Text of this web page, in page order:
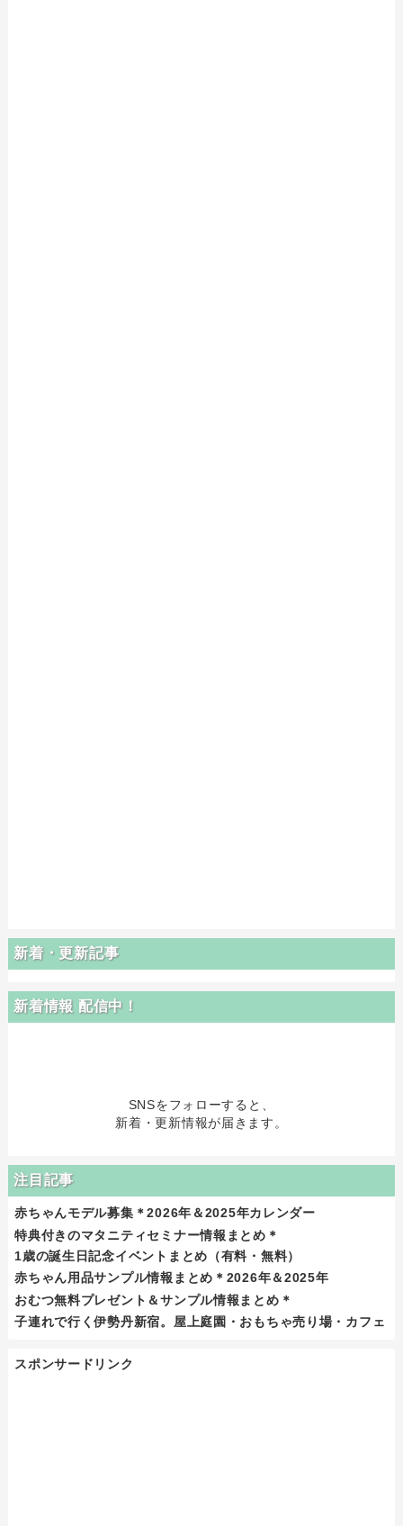
新着・更新記事
新着情報 配信中！
SNSをフォローすると、
新着・更新情報が届きます。
注目記事
赤ちゃんモデル募集＊2026年＆2025年カレンダー
特典付きのマタニティセミナー情報まとめ＊
1歳の誕生日記念イベントまとめ（有料・無料）
赤ちゃん用品サンプル情報まとめ＊2026年＆2025年
おむつ無料プレゼント＆サンプル情報まとめ＊
子連れで行く伊勢丹新宿。屋上庭園・おもちゃ売り場・カフェ
スポンサードリンク